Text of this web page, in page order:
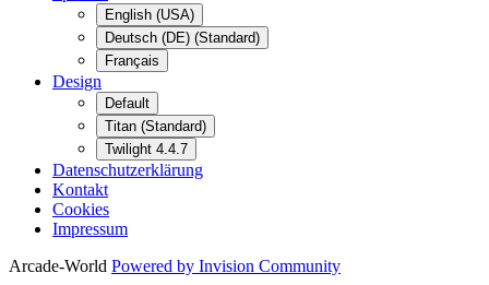
English (USA)
Deutsch (DE) (Standard)
Français
Design
Default
Titan (Standard)
Twilight 4.4.7
Datenschutzerklärung
Kontakt
Cookies
Impressum
Arcade-World Powered by Invision Community